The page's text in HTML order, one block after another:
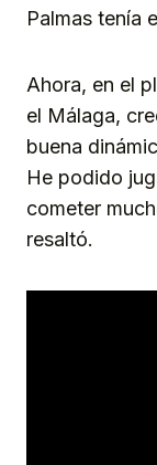
Palmas tenía
Ahora, en el
el Málaga,
buena
He podido
cometer
resaltó.